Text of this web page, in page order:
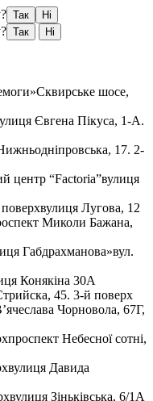
Так Ні
Так Ні
Сквирське шосе,
Євгена Пікуса, 1-А.
17. 2-
центр “Factoria”вулиця
вулиця Лугова, 12
Миколи Бажана,
Габдрахманова»вул.
Конякіна 30А
45. 3-й поверх
Чорновола, 67Г,
проспект Небесної сотні,
вулиця Давида
вулиця Зіньківська, 6/1А